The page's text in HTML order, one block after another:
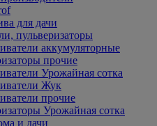
для дачи
пульверизаторы
аккумуляторные
прочие
Урожайная сотка
Жук
прочие
Урожайная сотка
и дачи